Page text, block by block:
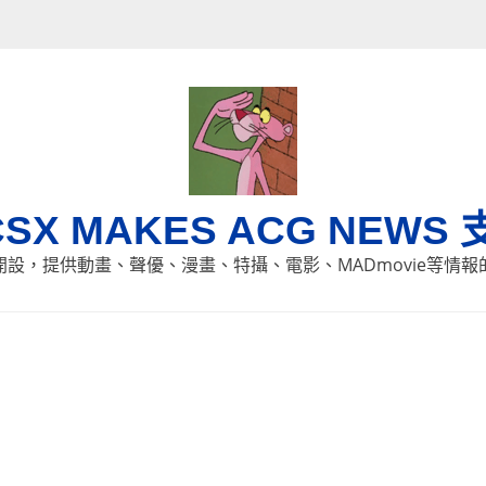
MAKES ACG NEWS
設，提供動畫、聲優、漫畫、特攝、電影、MADmovie等情報